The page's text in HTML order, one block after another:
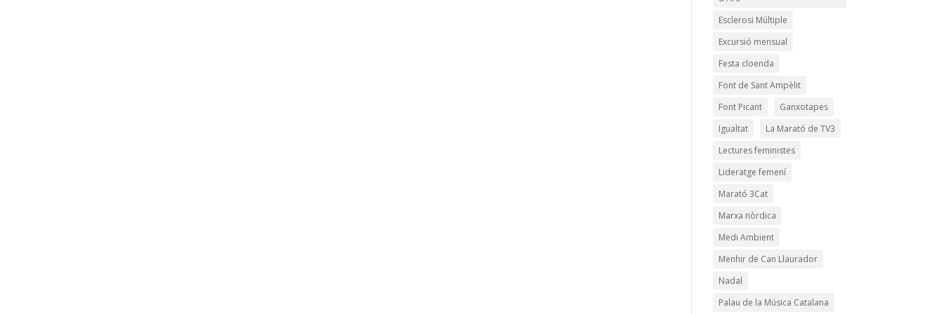
Esclerosi Múltiple
Excursió mensual
Festa cloenda
Font de Sant Ampèlit
Font Picant
Ganxotapes
Igualtat
La Marató de TV3
Lectures feministes
Lideratge femení
Marató 3Cat
Marxa nòrdica
Medi Ambient
Menhir de Can Llaurador
Nadal
Palau de la Música Catalana